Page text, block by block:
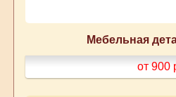
Мебельная
от 900